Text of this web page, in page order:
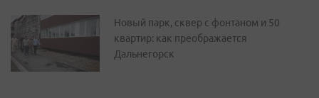
Новый парк, сквер с фонтаном и 50
квартир: как преображается
Дальнегорск